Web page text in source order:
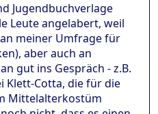
Jugendbuchverlage
Leute angelabert, weil
meiner Umfrage für
aber auch an
gut ins Gespräch - z.B.
Klett-Cotta, die für die
Mittelalterkostüm